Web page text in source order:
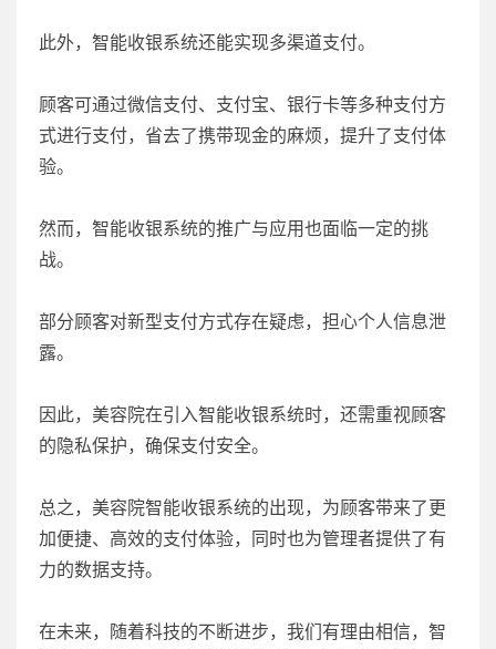
此外，智能收银系统还能实现多渠道支付。
顾客可通过微信支付、支付宝、银行卡等多种支付方
式进行支付，省去了携带现金的麻烦，提升了支付体
验。
然而，智能收银系统的推广与应用也面临一定的挑
战。
部分顾客对新型支付方式存在疑虑，担心个人信息泄
露。
因此，美容院在引入智能收银系统时，还需重视顾客
的隐私保护，确保支付安全。
总之，美容院智能收银系统的出现，为顾客带来了更
加便捷、高效的支付体验，同时也为管理者提供了有
力的数据支持。
在未来，随着科技的不断进步，我们有理由相信，智